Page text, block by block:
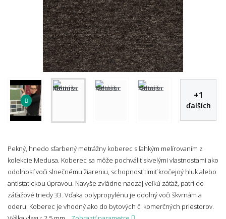
+1
ďalších
Pekný, hnedo sfarbený metrážny koberec s ľahkým melírovaním z
kolekcie Medusa. Koberec sa môže pochváliť skvelými vlastnosťami ako
odolnosť voči slnečnému žiareniu, schopnosť tlmiť kročejoý hluk alebo
antistatickou úpravou. Navyše zvládne naozaj veľkú záťaž, patrí do
záťažové triedy 33. Vďaka polypropylénu je odolný voči škvrnám a
oderu. Koberec je vhodný ako do bytových či komerčných priestorov.